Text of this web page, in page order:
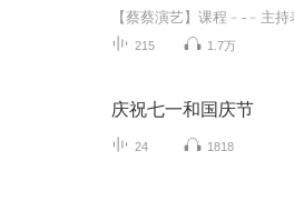
215 1.7万
庆祝七一和国庆节
24 1818